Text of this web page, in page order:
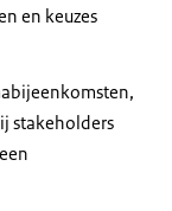
en keuzes
stakeholders